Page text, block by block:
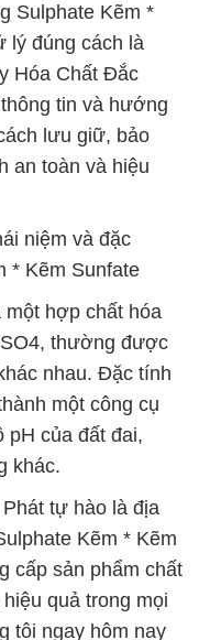
Sulphate Kẽm *
lý đúng cách là
Hóa Chất Đắc
tin và hướng
lưu giữ, bảo
an toàn và hiệu
niệm và đặc
* Kẽm Sunfate
một hợp chất hóa
thường được
nhau. Đặc tính
một công cụ
pH của đất đai,
khác.
tự hào là địa
Kẽm * Kẽm
cấp sản phẩm chất
quả trong mọi
tôi ngay hôm nay